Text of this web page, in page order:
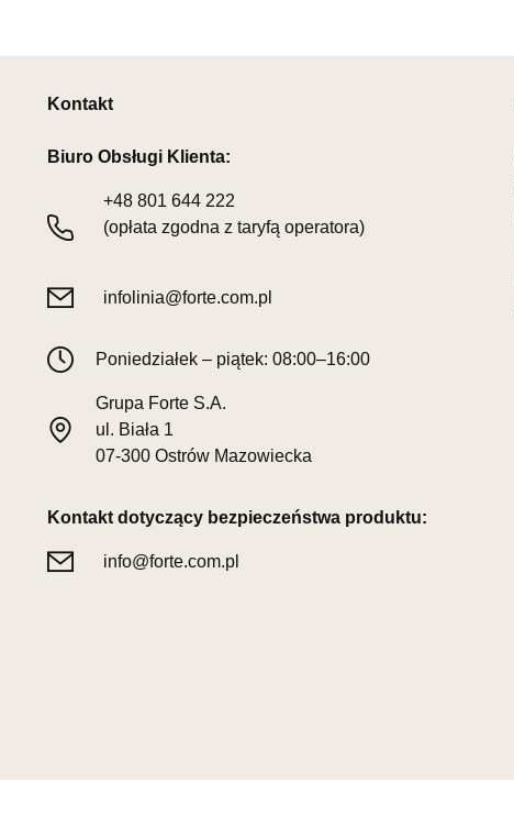
Kontakt
Biuro Obsługi Klienta:
+48 801 644 222
(opłata zgodna z taryfą operatora)
infolinia@forte.com.pl
Poniedziałek – piątek: 08:00–16:00
Grupa Forte S.A.
ul. Biała 1
07-300 Ostrów Mazowiecka
Kontakt dotyczący bezpieczeństwa produktu:
info@forte.com.pl